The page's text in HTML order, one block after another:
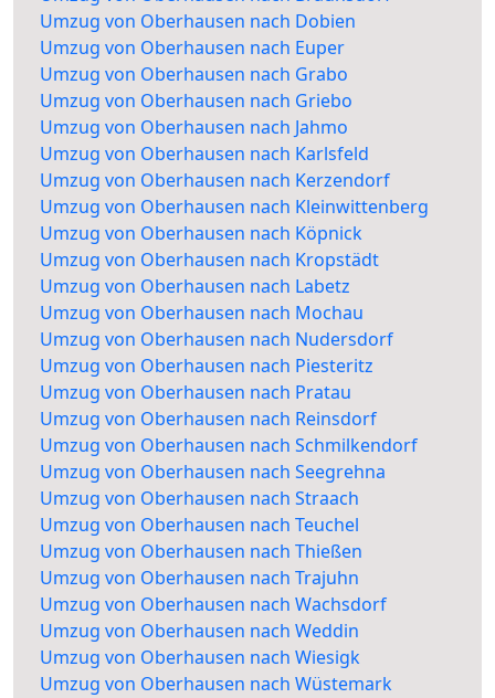
Umzug von Oberhausen nach Dobien
Umzug von Oberhausen nach Euper
Umzug von Oberhausen nach Grabo
Umzug von Oberhausen nach Griebo
Umzug von Oberhausen nach Jahmo
Umzug von Oberhausen nach Karlsfeld
Umzug von Oberhausen nach Kerzendorf
Umzug von Oberhausen nach Kleinwittenberg
Umzug von Oberhausen nach Köpnick
Umzug von Oberhausen nach Kropstädt
Umzug von Oberhausen nach Labetz
Umzug von Oberhausen nach Mochau
Umzug von Oberhausen nach Nudersdorf
Umzug von Oberhausen nach Piesteritz
Umzug von Oberhausen nach Pratau
Umzug von Oberhausen nach Reinsdorf
Umzug von Oberhausen nach Schmilkendorf
Umzug von Oberhausen nach Seegrehna
Umzug von Oberhausen nach Straach
Umzug von Oberhausen nach Teuchel
Umzug von Oberhausen nach Thießen
Umzug von Oberhausen nach Trajuhn
Umzug von Oberhausen nach Wachsdorf
Umzug von Oberhausen nach Weddin
Umzug von Oberhausen nach Wiesigk
Umzug von Oberhausen nach Wüstemark